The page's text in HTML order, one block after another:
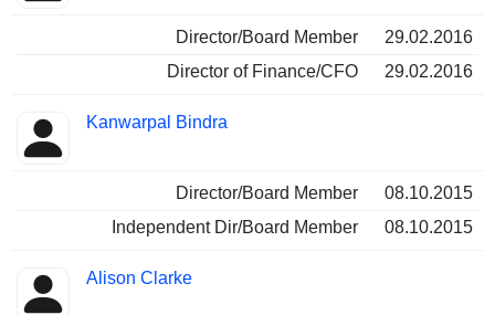
Director/Board Member
29.02.2016
Director of Finance/CFO
29.02.2016
Kanwarpal Bindra
Director/Board Member
08.10.2015
Independent Dir/Board Member
08.10.2015
Alison Clarke